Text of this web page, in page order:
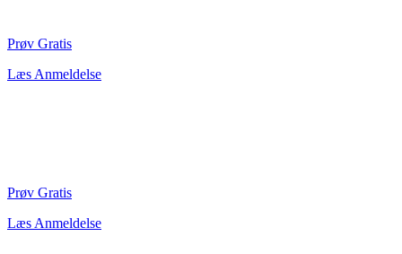
Prøv Gratis
Læs Anmeldelse
Prøv Gratis
Læs Anmeldelse